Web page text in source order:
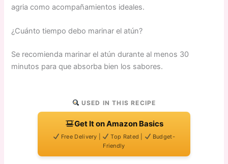
agria como acompañamientos ideales.
¿Cuánto tiempo debo marinar el atún?
Se recomienda marinar el atún durante al menos 30
minutos para que absorba bien los sabores.
USED IN THIS RECIPE
Get It on Amazon Basics
Free Delivery | Top Rated |
Budget-
Friendly